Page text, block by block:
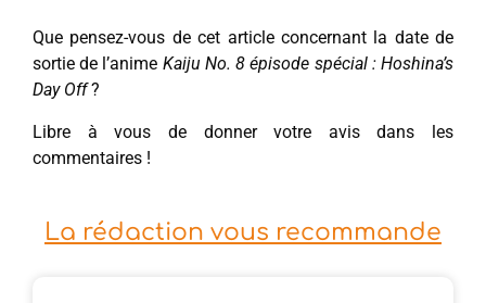
Que pensez-vous de cet article concernant la date de
sortie de l’anime Kaiju No. 8 épisode spécial : Hoshina’s
Day Off?
Libre à vous de donner votre avis dans les
commentaires !
La rédaction vous recommande